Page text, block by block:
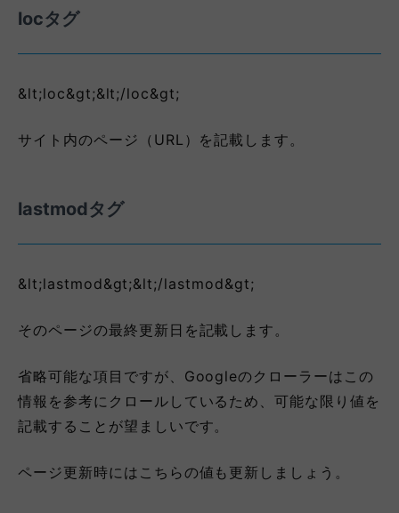
locタグ
&lt;loc&gt;&lt;/loc&gt;
サイト内のページ（URL）を記載します。
lastmodタグ
&lt;lastmod&gt;&lt;/lastmod&gt;
そのページの最終更新日を記載します。
省略可能な項目ですが、Googleのクローラーはこの
情報を参考にクロールしているため、可能な限り値を
記載することが望ましいです。
ページ更新時にはこちらの値も更新しましょう。